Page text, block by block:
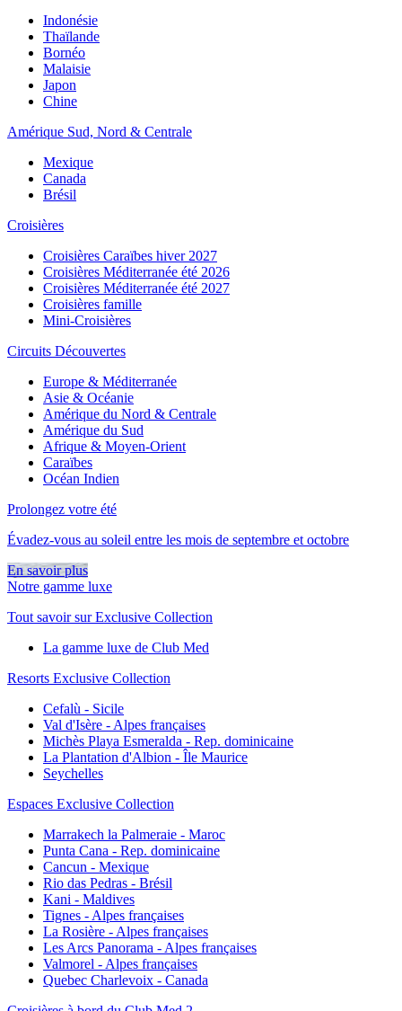
Indonésie
Thaïlande
Bornéo
Malaisie
Japon
Chine
Amérique Sud, Nord & Centrale
Mexique
Canada
Brésil
Croisières
Croisières Caraïbes hiver 2027
Croisières Méditerranée été 2026
Croisières Méditerranée été 2027
Croisières famille
Mini-Croisières
Circuits Découvertes
Europe & Méditerranée
Asie & Océanie
Amérique du Nord & Centrale
Amérique du Sud
Afrique & Moyen-Orient
Caraïbes
Océan Indien
Prolongez votre été
Évadez-vous au soleil entre les mois de septembre et octobre
En savoir plus
Notre gamme luxe
Tout savoir sur Exclusive Collection
La gamme luxe de Club Med
Resorts Exclusive Collection
Cefalù - Sicile
Val d'Isère - Alpes françaises
Michès Playa Esmeralda - Rep. dominicaine
La Plantation d'Albion - Île Maurice
Seychelles
Espaces Exclusive Collection
Marrakech la Palmeraie - Maroc
Punta Cana - Rep. dominicaine
Cancun - Mexique
Rio das Pedras - Brésil
Kani - Maldives
Tignes - Alpes françaises
La Rosière - Alpes françaises
Les Arcs Panorama - Alpes françaises
Valmorel - Alpes françaises
Quebec Charlevoix - Canada